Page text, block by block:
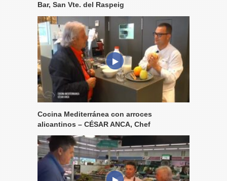
Bar, San Vte. del Raspeig
Cocina Mediterránea con arroces
alicantinos – CÉSAR ANCA, Chef